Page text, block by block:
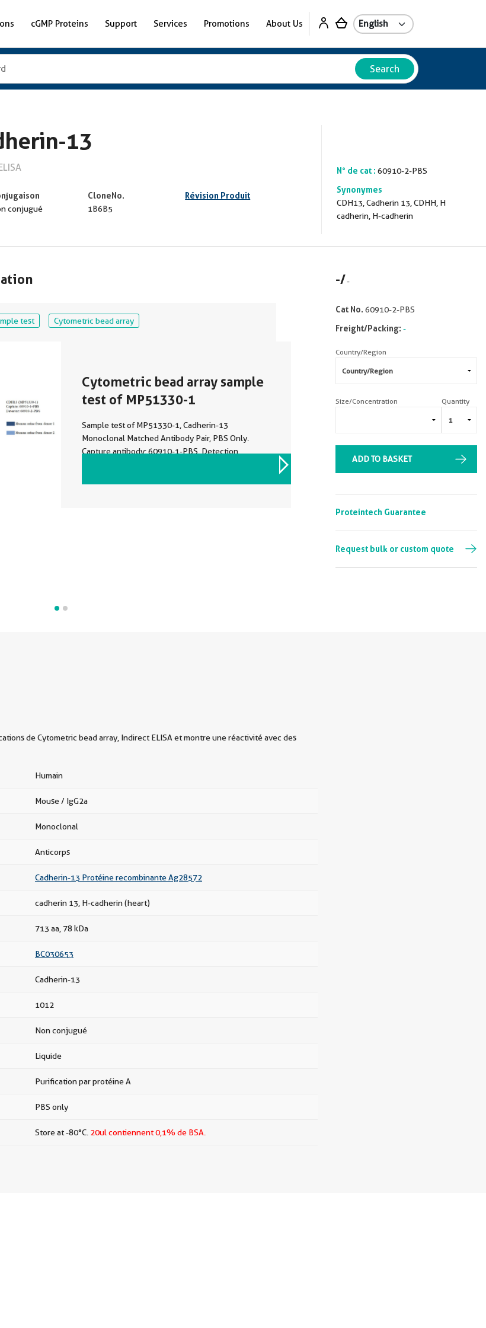
cGMP Proteins Support Services Promotions About Us
Search
13
conjugué
CloneNo.
1B6B5
Révision Produit
N° de cat : 60910-2-PBS
Synonymes
CDH13, Cadherin 13, CDHH, H
cadherin, H-cadherin
test Cytometric bead array
Cytometric bead array sample
test of MP51330-1
Sample test of MP51330-1, Cadherin-13
Monoclonal Matched Antibody Pair, PBS Only.
Capture antibody: 60910-1-PBS. Detection
VIEW ALL IMAGES (2)
-/-
Cat No. 60910-2-PBS
Freight/Packing: -
Country/Region
Size/Concentration Quantity
ADD TO BASKET
Proteintech Guarantee
Request bulk or custom quote
de Cytometric bead array, Indirect ELISA et montre une réactivité avec des
Humain
Mouse / IgG2a
Monoclonal
Anticorps
Cadherin-13 Protéine recombinante Ag28572
cadherin 13, H-cadherin (heart)
713 aa, 78 kDa
BC030653
Cadherin-13
1012
Non conjugué
Liquide
Purification par protéine A
PBS only
Store at -80°C. 20ul contiennent 0,1% de BSA.